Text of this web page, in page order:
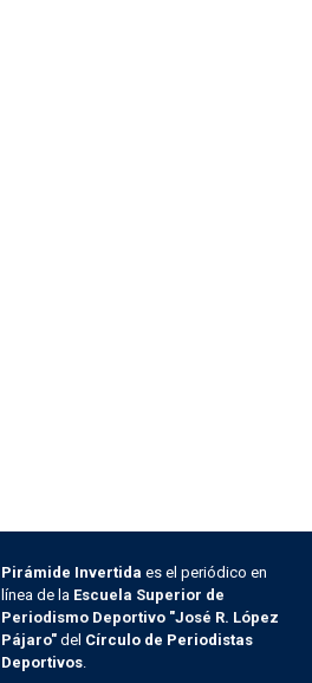
Pirámide Invertida es el periódico en
línea de la Escuela Superior de
Periodismo Deportivo "José R. López
Pájaro" del Círculo de Periodistas
Deportivos